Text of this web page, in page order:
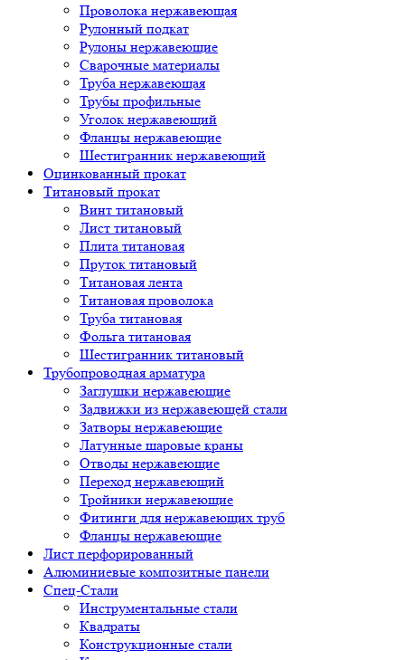
Проволока нержавеющая
Рулонный подкат
Рулоны нержавеющие
Сварочные материалы
Труба нержавеющая
Трубы профильные
Уголок нержавеющий
Фланцы нержавеющие
Шестигранник нержавеющий
Оцинкованный прокат
Титановый прокат
Винт титановый
Лист титановый
Плита титановая
Пруток титановый
Титановая лента
Титановая проволока
Труба титановая
Фольга титановая
Шестигранник титановый
Трубопроводная арматура
Заглушки нержавеющие
Задвижки из нержавеющей стали
Затворы нержавеющие
Латунные шаровые краны
Отводы нержавеющие
Переход нержавеющий
Тройники нержавеющие
Фитинги для нержавеющих труб
Фланцы нержавеющие
Лист перфорированный
Алюминиевые композитные панели
Спец-Стали
Инструментальные стали
Квадраты
Конструкционные стали